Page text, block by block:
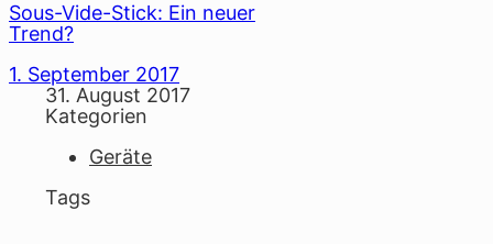
Sous-Vide-Stick: Ein neuer
Trend?
1. September 2017
31. August 2017
Kategorien
Geräte
Tags